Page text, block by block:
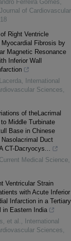
Ferreira Gomes,
of Cardiovascular
Right Ventricle
Myocardial Fibrosis by
Magnetic Resonance
Inferior Wall
,
International
Sciences,
of theLacrimal
Middle Turbinate
Base in Chinese
Duct
CT-Dacryocys...
Current Medical Science,
Ventricular Strain
with Acute Inferior
Infarction in a Tertiary
in Eastern India
et al.,
International
Sciences,